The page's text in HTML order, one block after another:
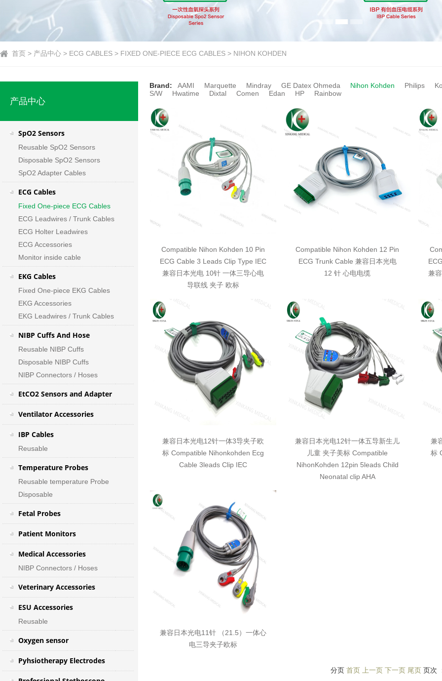
首页 > 产品中心 > ECG CABLES > FIXED ONE-PIECE ECG CABLES > NIHON KOHDEN
产品中心
SpO2 Sensors
Reusable SpO2 Sensors
Disposable SpO2 Sensors
SpO2 Adapter Cables
ECG Cables
Fixed One-piece ECG Cables
ECG Leadwires / Trunk Cables
ECG Holter Leadwires
ECG Accessories
Monitor inside cable
EKG Cables
Fixed One-piece EKG Cables
EKG Accessories
EKG Leadwires / Trunk Cables
NIBP Cuffs And Hose
Reusable NIBP Cuffs
Disposable NIBP Cuffs
NIBP Connectors / Hoses
EtCO2 Sensors and Adapter
Ventilator Accessories
IBP Cables
Reusable
Temperature Probes
Reusable temperature Probe
Disposable
Fetal Probes
Patient Monitors
Medical Accessories
NIBP Connectors / Hoses
Veterinary Accessories
ESU Accessories
Reusable
Oxygen sensor
Pyhsiotherapy Electrodes
Brand: AAMI Marquette Mindray GE Datex Ohmeda Nihon Kohden Philips
S/W
Hwatime Dixtal Comen Edan HP Rainbow
Compatible Nihon Kohden 10 Pin
ECG Cable 3 Leads Clip Type IEC
兼容日本光电 10针 一体三导心电
导联线 夹子 欧标
Compatible Nihon Kohden 12 Pin
ECG Trunk Cable 兼容日本光电
12 针 心电电缆
兼
兼容日本光电12针一体3导夹子欧
标 Compatible Nihonkohden Ecg
Cable 3leads Clip IEC
兼容日本光电12针一体五导新生儿
儿童 夹子美标 Compatible
NihonKohden 12pin 5leads Child
Neonatal clip AHA
兼
标
兼容日本光电11针 （21.5）一体心
电三导夹子欧标
分页 首页 上一页 下一页 尾页 页次